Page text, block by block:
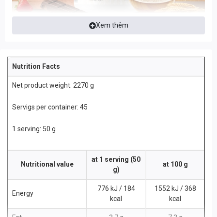
Xem thêm
Nutrition Facts
Net product weight: 2270 g
Servigs per container: 45
1 serving: 50 g
Nutritional value
at 1 serving (50
g)
at 100 g
Energy
776 kJ / 184
kcal
1552 kJ / 368
kcal